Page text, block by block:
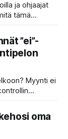
ja ohjaajat
tämä
kuten
”ei”-
Myynti ei
neljä
ja
menesty!oma